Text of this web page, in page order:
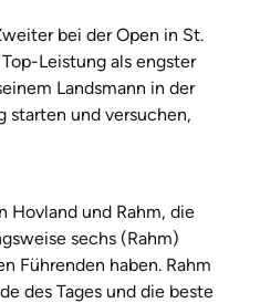
bei der Open in St.
Leistung als engster
Landsmann in der
starten und versuchen,
Hovland und Rahm, die
sechs (Rahm)
Führenden haben. Rahm
des Tages und die beste